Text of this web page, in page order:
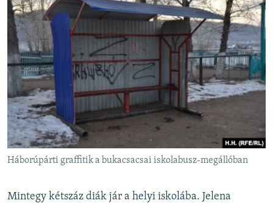
Háborúpárti graffitik a bukacsacsai iskolabusz-megállóban
Mintegy kétszáz diák jár a helyi iskolába. Jelena